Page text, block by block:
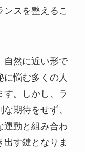
スを整えるこ
自然に近い形で
悩む多くの人
す。しかし、ラ
期待をせず、
運動と組み合わ
す鍵となりま